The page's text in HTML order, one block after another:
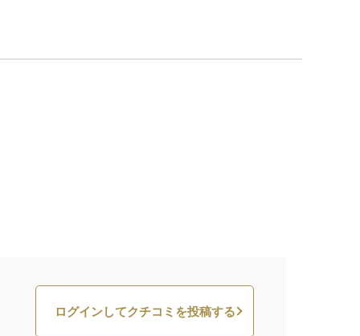
ログインしてクチコミを投稿する